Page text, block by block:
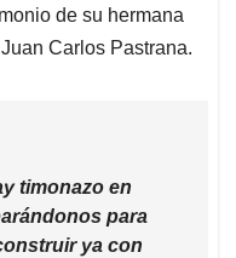
de su hermana
Carlos Pastrana.
timonazo en
para
ya con